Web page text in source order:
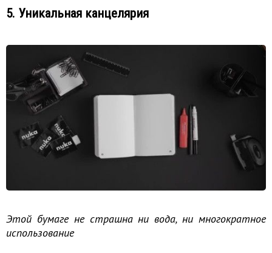
5. Уникальная канцелярия
Этой бумаге не страшна ни вода, ни многократное
использование